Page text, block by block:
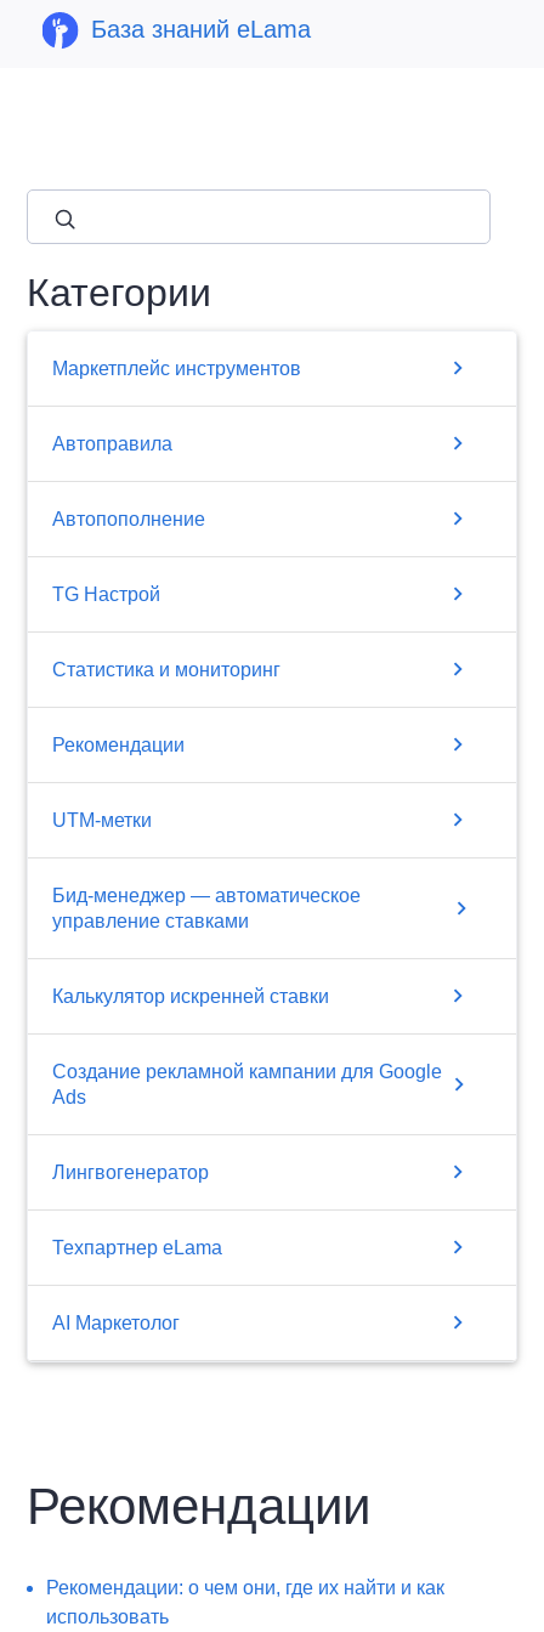
База знаний eLama
Категории
Маркетплейс инструментов chevron_right
Автоправила chevron_right
Автопополнение chevron_right
TG Настрой chevron_right
Статистика и мониторинг chevron_right
Рекомендации chevron_right
UTM-метки chevron_right
Бид-менеджер — автоматическое
управление ставками
chevron_right
Калькулятор искренней ставки chevron_right
Создание рекламной кампании для Google
Ads
chevron_right
Лингвогенератор chevron_right
Техпартнер eLama chevron_right
AI Маркетолог chevron_right
Рекомендации
Рекомендации: о чем они, где их найти и как
использовать